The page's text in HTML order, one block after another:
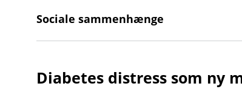
Sociale sammenhænge
Diabetes distress som ny